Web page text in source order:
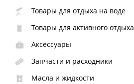
Товары для отдыха на воде
Товары для активного отдыха
Аксессуары
Запчасти и расходники
Масла и жидкости